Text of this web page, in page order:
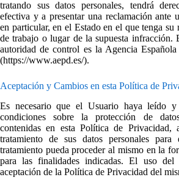
tratando sus datos personales, tendrá
efectiva y a presentar una reclamación ante
en particular, en el Estado en el que tenga su
de trabajo o lugar de la supuesta infracción.
autoridad de control es la Agencia
(https://www.aepd.es/).
Aceptación y Cambios en esta Política de
Es necesario que el Usuario haya leído
condiciones sobre la protección de
contenidas en esta Política de Privacidad,
tratamiento de sus datos personales para
tratamiento pueda proceder al mismo en la
para las finalidades indicadas. El uso
aceptación de la Política de Privacidad del